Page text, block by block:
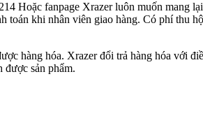
Hoặc fanpage Xrazer luôn muốn mang
toán khi nhân viên giao hàng. Có phí thu
hàng hóa. Xrazer đổi trả hàng hóa với
được sản phẩm.